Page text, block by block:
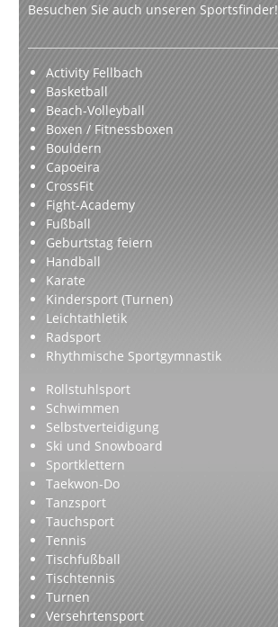
Besuchen Sie auch unseren Sportsfinder!
Activity Fellbach
Basketball
Beach-Volleyball
Boxen / Fitnessboxen
Bouldern
Capoeira
CrossFit
Fight-Academy
Fußball
Geburtstag feiern
Handball
Karate
Kindersport (Turnen)
Leichtathletik
Radsport
Rhythmische Sportgymnastik
Rollstuhlsport
Schwimmen
Selbstverteidigung
Ski und Snowboard
Sportklettern
Taekwon-Do
Tanzsport
Tauchsport
Tennis
Tischfußball
Tischtennis
Turnen
Versehrtensport